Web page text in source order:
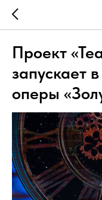
Проект
запускает
оперы